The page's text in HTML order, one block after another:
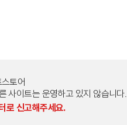
토어
이트는 운영하고 있지 않습니다.
로 신고해주세요.